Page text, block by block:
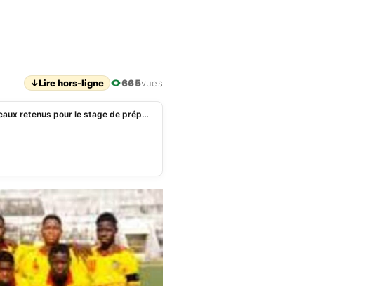
↓Lire hors-ligne 665vues
CHAN 2023 (Q): liste des Écureuils locaux retenus pour le stage de préparation